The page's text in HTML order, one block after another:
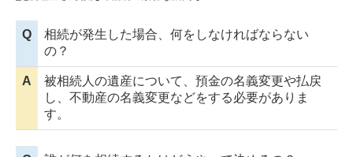
Q
相続が発生した場合、何をしなければならない
の？
A
被相続人の遺産について、預金の名義変更や払戻
し、不動産の名義変更などをする必要がありま
す。